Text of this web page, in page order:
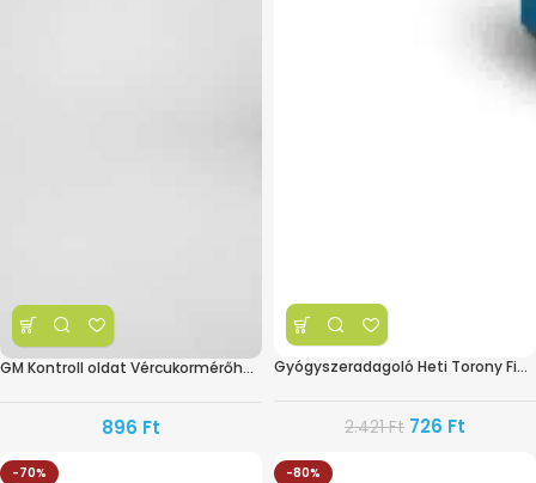
GM Kontroll oldat Vércukormérőhöz CS-201
896 Ft
Gyógyszeradagoló Heti Torony Fiókos – ANGOL – CEP010
2.421Ft 726 Ft
-70% -80%